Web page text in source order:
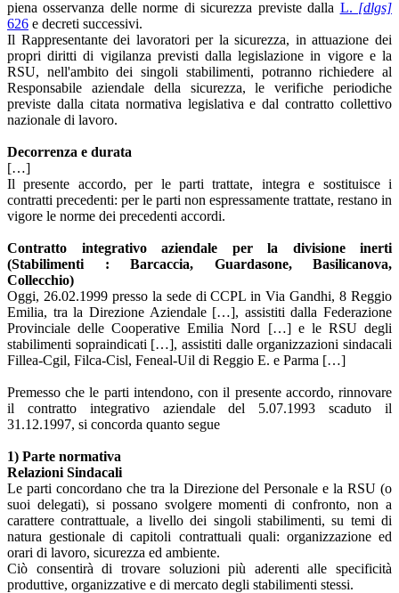
piena osservanza delle norme di sicurezza previste dalla L. [dlgs]
626 e decreti successivi.
Il Rappresentante dei lavoratori per la sicurezza, in attuazione dei
propri diritti di vigilanza previsti dalla legislazione in vigore e la
RSU, nell'ambito dei singoli stabilimenti, potranno richiedere al
Responsabile aziendale della sicurezza, le verifiche periodiche
previste dalla citata normativa legislativa e dal contratto collettivo
nazionale di lavoro.
Decorrenza e durata
[…]
Il presente accordo, per le parti trattate, integra e sostituisce i
contratti precedenti: per le parti non espressamente trattate, restano in
vigore le norme dei precedenti accordi.
Contratto integrativo aziendale per la divisione inerti
(Stabilimenti : Barcaccia, Guardasone, Basilicanova,
Collecchio)
Oggi, 26.02.1999 presso la sede di CCPL in Via Gandhi, 8 Reggio
Emilia, tra la Direzione Aziendale […], assistiti dalla Federazione
Provinciale delle Cooperative Emilia Nord […] e le RSU degli
stabilimenti sopraindicati […], assistiti dalle organizzazioni sindacali
Fillea-Cgil, Filca-Cisl, Feneal-Uil di Reggio E. e Parma […]
Premesso che le parti intendono, con il presente accordo, rinnovare
il contratto integrativo aziendale del 5.07.1993 scaduto il
31.12.1997, si concorda quanto segue
1) Parte normativa
Relazioni Sindacali
Le parti concordano che tra la Direzione del Personale e la RSU (o
suoi delegati), si possano svolgere momenti di confronto, non a
carattere contrattuale, a livello dei singoli stabilimenti, su temi di
natura gestionale di capitoli contrattuali quali: organizzazione ed
orari di lavoro, sicurezza ed ambiente.
Ciò consentirà di trovare soluzioni più aderenti alle specificità
produttive, organizzative e di mercato degli stabilimenti stessi.